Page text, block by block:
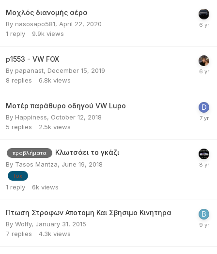
Μοχλός διανομής αέρα
By nasosapo581, April 22, 2020
1 reply 9.9k views
p1553 - VW FOX
By papanast, December 15, 2019
8 replies 6.8k views
Μοτέρ παράθυρο οδηγού VW Lupo
By Happiness, October 12, 2018
5 replies 2.5k views
προβλήματα Κλωτσάει το γκάζι
By Tasos Mantza, June 19, 2018
fox
1 reply 6k views
Πτωση Στροφων Αποτομη Και Σβησιμο Κινητηρα
By Wolfy, January 31, 2015
7 replies 4.3k views